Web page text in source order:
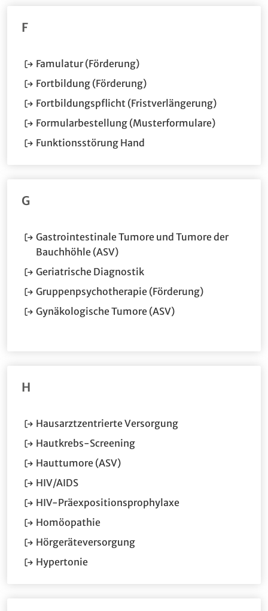
F
Famulatur (Förderung)(Öffnet im neuen Fenster.)
Fortbildung (Förderung)
Fortbildungspflicht (Fristverlängerung)(Öffnet im
Formularbestellung (Musterformulare)(Öffnet im
Funktionsstörung Hand
G
Gastrointestinale Tumore und Tumore der
Bauchhöhle (ASV)(Öffnet im neuen Fenster.)
Geriatrische Diagnostik(Öffnet im neuen Fenster.)
Gruppenpsychotherapie (Förderung)(Öffnet im
Gynäkologische Tumore (ASV)(Öffnet im neuen
H
Hausarztzentrierte Versorgung(Öffnet im neuen
Hautkrebs-Screening(Öffnet im neuen Fenster.)
Hauttumore (ASV)(Öffnet im neuen Fenster.)
HIV/AIDS(Öffnet im neuen Fenster.)
HIV-Präexpositionsprophylaxe(Öffnet im neuen
Homöopathie(Öffnet im neuen Fenster.)
Hörgeräteversorgung(Öffnet im neuen Fenster.)
Hypertonie(Öffnet im neuen Fenster.)